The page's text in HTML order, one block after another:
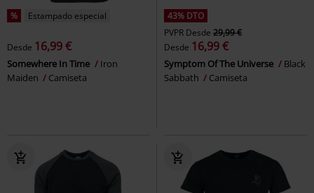
% Estampado especial
Desde 16,99 €
Somewhere In Time
Iron
Maiden
Camiseta
43% DTO
PVPR Desde 29,99 €
Desde 16,99 €
Symptom Of The Universe
Black
Sabbath
Camiseta